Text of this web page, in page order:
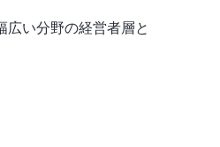
広い分野の経営者層と